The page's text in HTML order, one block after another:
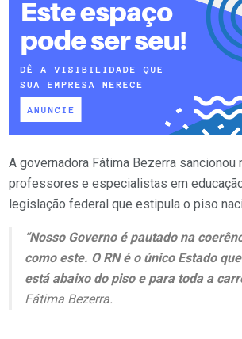
A governadora Fátima Bezerra
professores e especialistas em
legislação federal que estipula o piso
“Nosso Governo é pautado na
como este. O RN é o único Estado
está abaixo do piso e para toda a
Fátima Bezerra.